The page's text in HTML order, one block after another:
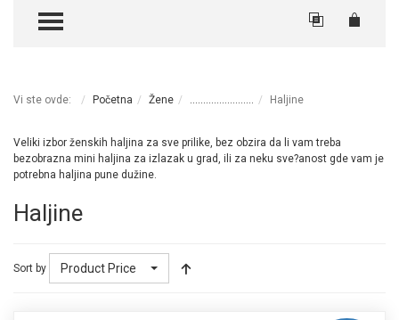
TOGGLE MENU
Vi ste ovde: Početna Žene ........................ Haljine
Veliki izbor ženskih haljina za sve prilike, bez obzira da li vam treba
bezobrazna mini haljina za izlazak u grad, ili za neku sve?anost gde vam je
potrebna haljina pune dužine.
Haljine
Sort by Product Price